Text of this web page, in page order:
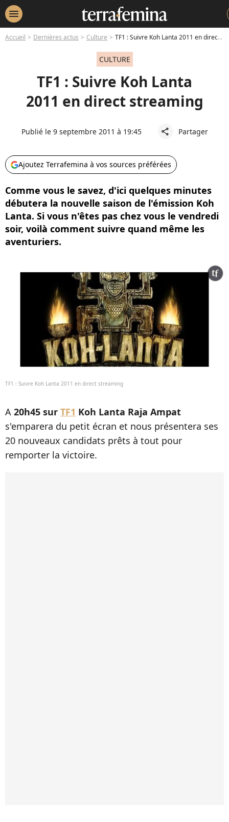
menu
Accueil Dernières actus Culture TF1 : Suivre Koh Lanta 2011 en direct streaming
CULTURE
TF1 : Suivre Koh Lanta
2011 en direct streaming
Publié le 9 septembre 2011 à 19:45 share Partager
Ajoutez Terrafemina à vos sources préférées
Comme vous le savez, d'ici quelques minutes
débutera la nouvelle saison de l'émission Koh
Lanta. Si vous n'êtes pas chez vous le vendredi
soir, voilà comment suivre quand même les
aventuriers.
TF1 : Suivre Koh Lanta 2011 en direct streaming
A 20h45 sur TF1 Koh Lanta Raja Ampat
s'emparera du petit écran et nous présentera ses
20 nouveaux candidats prêts à tout pour
remporter la victoire.